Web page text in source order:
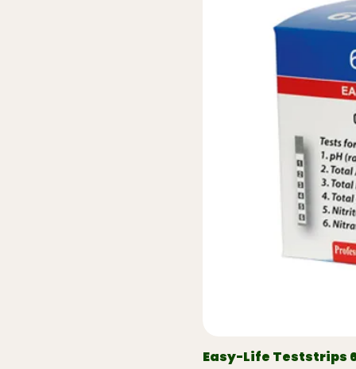
Easy-Life Teststrips